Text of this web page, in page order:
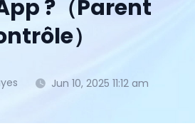
?（Parent
）
Jun 10, 2025 11:12 am